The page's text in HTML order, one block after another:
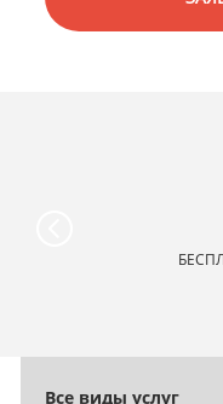
Все виды услуг